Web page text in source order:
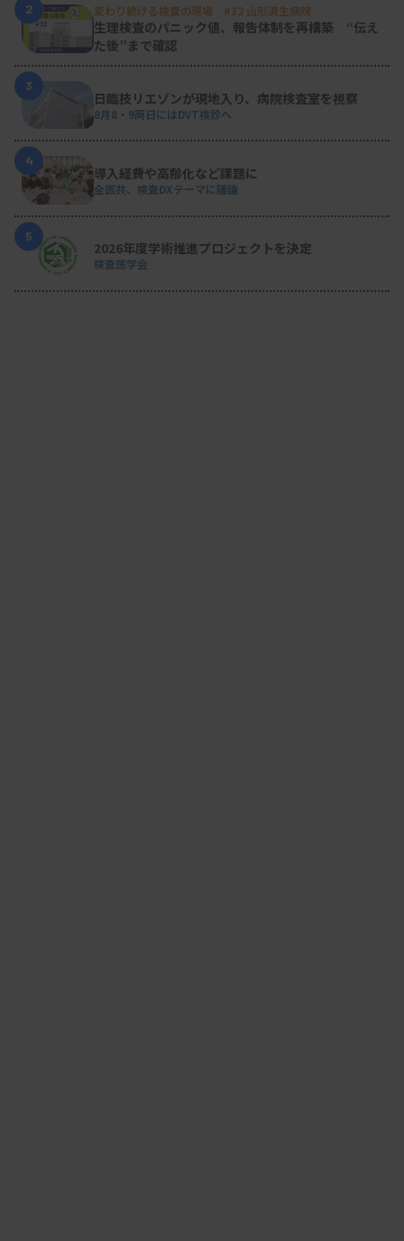
2 変わり続ける検査の現場 #32 山形済生病院
生理検査のパニック値、報告体制を再構築 “伝え
た後”まで確認
3
日臨技リエゾンが現地入り、病院検査室を視察
8月8・9両日にはDVT検診へ
4
導入経費や高齢化など課題に
全医共、検査DXテーマに議論
5
2026年度学術推進プロジェクトを決定
検査医学会